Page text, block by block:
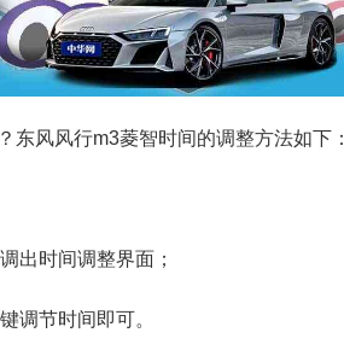
东风风行m3菱智时间的调整方法如下：
出时间调整界面；
调节时间即可。